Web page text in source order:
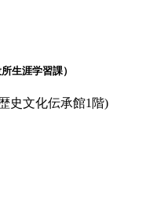
生涯学習課）
史文化伝承館1階)